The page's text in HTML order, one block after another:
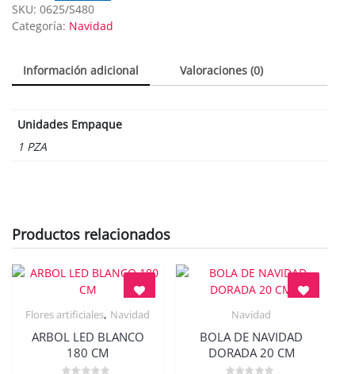
SKU: 0625/S480
Categoría: Navidad
Información adicional Valoraciones (0)
Unidades Empaque
1 PZA
Productos relacionados
Flores artificiales, Navidad
ARBOL LED BLANCO
180 CM
Navidad
BOLA DE NAVIDAD
DORADA 20 CM